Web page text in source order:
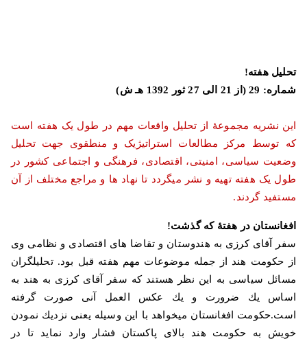
تحلیل هفته!
شماره: 29 (از 21 الی 27 ثور 1392 هـ ش
)
این نشریه مجموعۀ از تحلیل واقعات مهم در طول یک هفته است
که توسط مرکز مطالعات استراتیژیک و منطقوی جهت تحلیل
وضعیت سیاسی، امنیتی، اقتصادی، فرهنگی و اجتماعی کشور در
طول یک هفته تهیه و نشر میگردد تا نهاد ها و مراجع مختلف از آن
مستفید گردند.
افغانستان در هفتۀ که گذشت!
سفر آقای كرزی به هندوستان و تقاضا های اقتصادی و نظامی وی
از حكومت هند از جمله موضوعات مهم هفته قبل بود. تحلیلگران
مسائل سیاسی به این نظر هستند كه سفر آقای كرزی به هند به
اساس یك ضرورت و یك عكس العمل آنی صورت گرفته
است.حكومت افغانستان میخواهد با این وسیله یعنی نزدیك نمودن
خویش به حكومت هند بالای پاكستان فشار وارد نماید تا در